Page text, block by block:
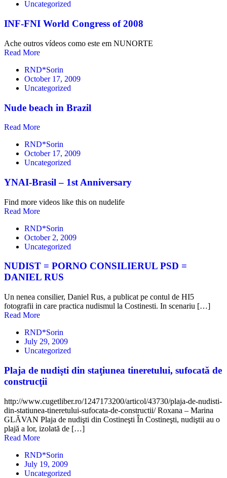
Uncategorized
INF-FNI World Congress of 2008
Ache outros vídeos como este em NUNORTE
Read More
RND*Sorin
October 17, 2009
Uncategorized
Nude beach in Brazil
Read More
RND*Sorin
October 17, 2009
Uncategorized
YNAI-Brasil – 1st Anniversary
Find more videos like this on nudelife
Read More
RND*Sorin
October 2, 2009
Uncategorized
NUDIST = PORNO CONSILIERUL PSD =
DANIEL RUS
Un nenea consilier, Daniel Rus, a publicat pe contul de HI5
fotografii in care practica nudismul la Costinesti. In scenariu […]
Read More
RND*Sorin
July 29, 2009
Uncategorized
Plaja de nudişti din staţiunea tineretului, sufocată de
construcţii
http://www.cugetliber.ro/1247173200/articol/43730/plaja-de-nudisti-
din-statiunea-tineretului-sufocata-de-constructii/ Roxana – Marina
GLĂVAN Plaja de nudişti din Costineşti În Costineşti, nudiştii au o
plajă a lor, izolată de […]
Read More
RND*Sorin
July 19, 2009
Uncategorized